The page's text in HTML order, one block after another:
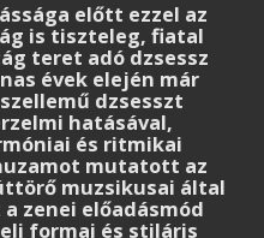
előtt ezzel az
is tisz­te­leg, fiatal
teret adó dzsessz
évek elején már
dzsesszt
hatá­sával,
és ritmikai
mutatott az
muzsikusai által
zenei előadásmód
formai és stiláris